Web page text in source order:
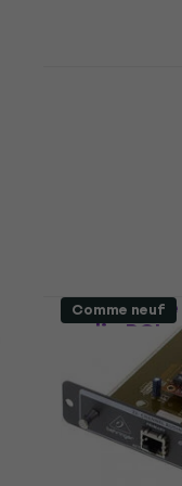
RME
audio PCI
Interface
5/5
564 €
avec le
Comme neuf